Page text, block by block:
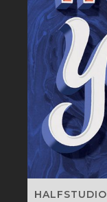
HALFSTUDIO